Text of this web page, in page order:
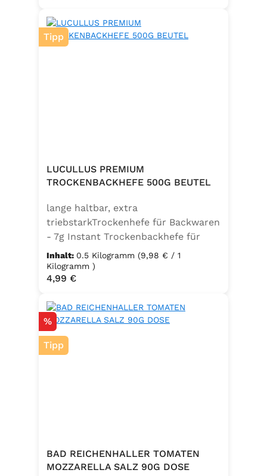
Tipp
LUCULLUS PREMIUM
TROCKENBACKHEFE 500G BEUTEL
lange haltbar, extra
triebstarkTrockenhefe für Backwaren
- 7g Instant Trockenbackhefe für
500g Weizenmehl, entspricht 25g
FrischhefeZutaten: Trockenbackhefe,
Emulgator Sorbitanmonostearat
Inhalt: 0.5 Kilogramm (9,98 € / 1
Kilogramm )
Regulärer Preis:
4,99 €
Rabatt
%
Tipp
BAD REICHENHALLER TOMATEN
MOZZARELLA SALZ 90G DOSE